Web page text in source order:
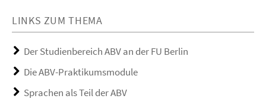
LINKS ZUM THEMA
Der Studienbereich ABV an der FU Berlin
Die ABV-Praktikumsmodule
Sprachen als Teil der ABV